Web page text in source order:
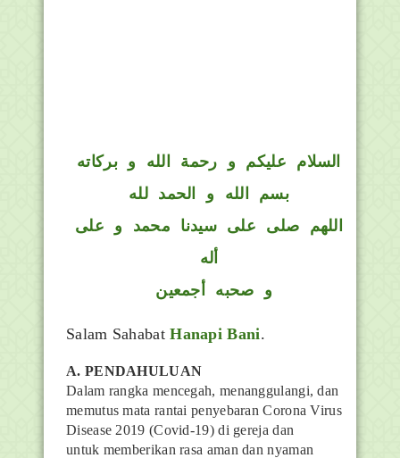
السلام عليكم و رحمة الله و بركاته
بسم الله و الحمد لله
اللهم صلى على سيدنا محمد و على
أله
و صحبه أجمعين
Salam SahabatHanapi Bani.
A. PENDAHULUAN
Dalam rangka mencegah, menanggulangi, dan
memutus mata rantaipenyebaranCorona Virus
Disease 2019 (Covid-19) di gereja dan
untuk memberikan rasa aman dan nyaman